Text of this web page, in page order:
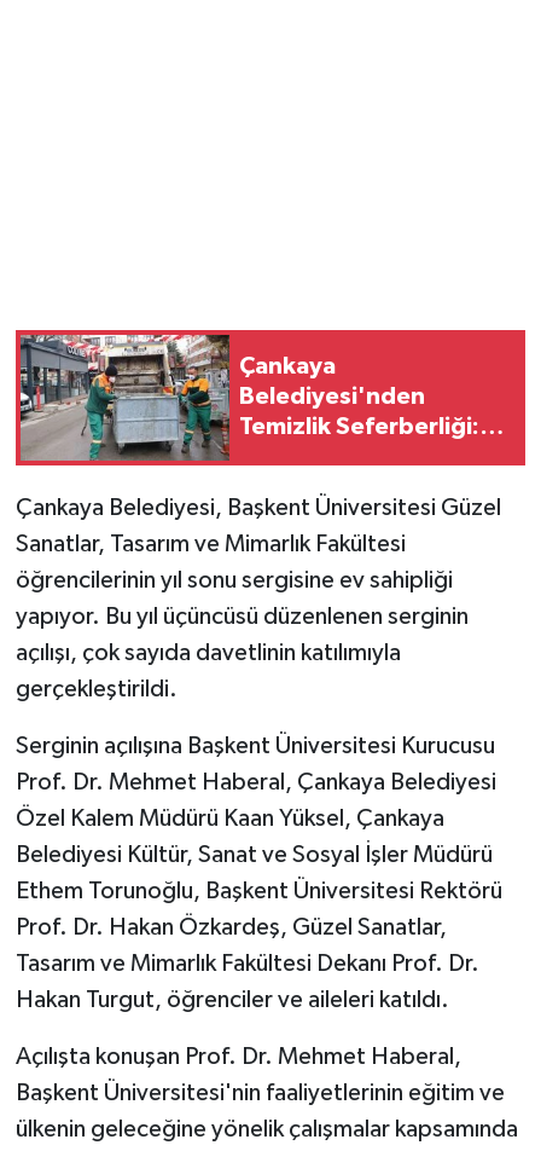
Çankaya
Belediyesi'nden
Temizlik Seferberliği:
Yoğun Mesai
Çankaya Belediyesi, Başkent Üniversitesi Güzel
Sanatlar, Tasarım ve Mimarlık Fakültesi
öğrencilerinin yıl sonu sergisine ev sahipliği
yapıyor. Bu yıl üçüncüsü düzenlenen serginin
açılışı, çok sayıda davetlinin katılımıyla
gerçekleştirildi.
Serginin açılışına Başkent Üniversitesi Kurucusu
Prof. Dr. Mehmet Haberal, Çankaya Belediyesi
Özel Kalem Müdürü Kaan Yüksel, Çankaya
Belediyesi Kültür, Sanat ve Sosyal İşler Müdürü
Ethem Torunoğlu, Başkent Üniversitesi Rektörü
Prof. Dr. Hakan Özkardeş, Güzel Sanatlar,
Tasarım ve Mimarlık Fakültesi Dekanı Prof. Dr.
Hakan Turgut, öğrenciler ve aileleri katıldı.
Açılışta konuşan Prof. Dr. Mehmet Haberal,
Başkent Üniversitesi'nin faaliyetlerinin eğitim ve
ülkenin geleceğine yönelik çalışmalar kapsamında
Siyaset
Sokak Hayvanlarını Sahiplendirme
Sonsöz Özel
Spor
Vasıta
Yaşam